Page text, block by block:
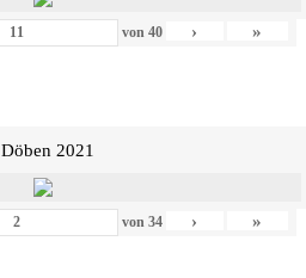
von 40 › »
Döben 2021
von 34 › »